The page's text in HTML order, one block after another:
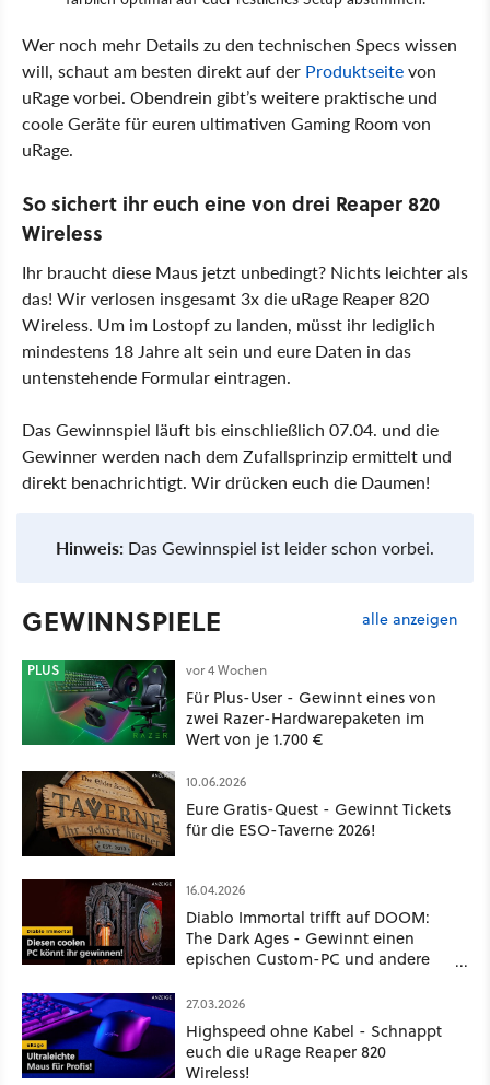
Wer noch mehr Details zu den technischen Specs wissen
will, schaut am besten direkt auf der Produktseitevon
uRage vorbei. Obendrein gibt’s weitere praktische und
coole Geräte für euren ultimativen Gaming Room von
uRage.
So sichert ihr euch eine von drei Reaper 820
Wireless
Ihr braucht diese Maus jetzt unbedingt? Nichts leichter als
das! Wir verlosen insgesamt 3x die uRage Reaper 820
Wireless. Um im Lostopf zu landen, müsst ihr lediglich
mindestens 18 Jahre alt sein und eure Daten in das
untenstehende Formular eintragen.
Das Gewinnspiel läuft bis einschließlich 07.04. und die
Gewinner werden nach dem Zufallsprinzip ermittelt und
direkt benachrichtigt. Wir drücken euch die Daumen!
Hinweis: Das Gewinnspiel ist leider schon vorbei.
GEWINNSPIELE alle anzeigen
PLUS vor 4 Wochen
Für Plus-User - Gewinnt eines von
zwei Razer-Hardwarepaketen im
Wert von je 1.700 €
10.06.2026
Eure Gratis-Quest - Gewinnt Tickets
für die ESO-Taverne 2026!
16.04.2026
Diablo Immortal trifft auf DOOM:
The Dark Ages - Gewinnt einen
epischen Custom-PC und andere
27.03.2026
Highspeed ohne Kabel - Schnappt
euch die uRage Reaper 820
Wireless!